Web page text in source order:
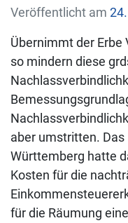
Veröffentlicht am
Übernimmt der Erbe
so mindern diese
aber umstritten.
Württemberg hatte
Kosten für die
für die Räumung